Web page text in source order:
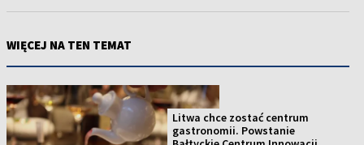
WIĘCEJ NA TEN TEMAT
Litwa chce zostać centrum
gastronomii. Powstanie